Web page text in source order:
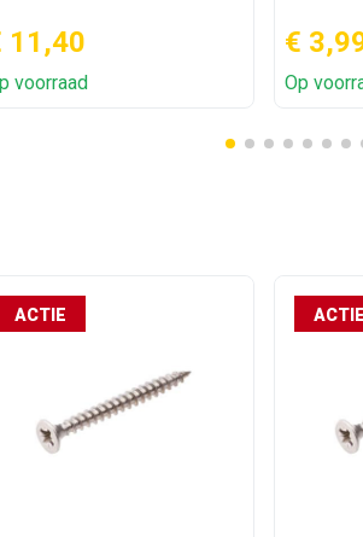
11,40
voorraad
€
Op
ACTIE ACTIE